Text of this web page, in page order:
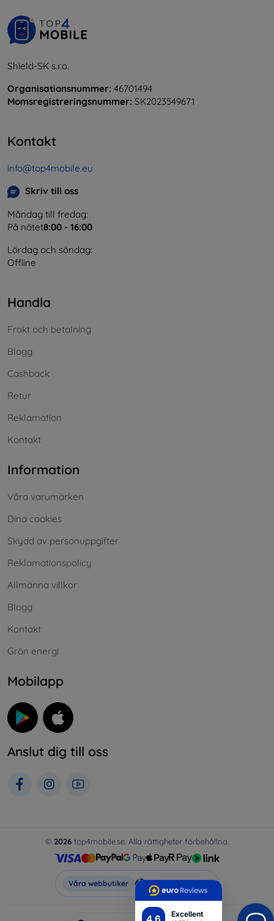
4.6 Excellent
Shield-SK s.r.o.
Organisationsnummer: 46701494
Momsregistreringsnummer: SK2023549671
Kontakt
info@top4mobile.eu
Skriv till oss
Måndag till fredag:
På nätet8:00 - 16:00
Lördag och söndag:
Offline
Handla
Frakt och betalning
Blogg
Cashback
Retur
Reklamation
Kontakt
Information
Våra varumärken
Dina cookies
Skydd av personuppgifter
Reklamationspolicy
Allmänna villkor
Blogg
Kontakt
Grön energi
Mobilapp
Anslut dig till oss
© 2026 top4mobile.se. Alla rättigheter förbehållna.
Våra webbutiker Top4Mobile.se